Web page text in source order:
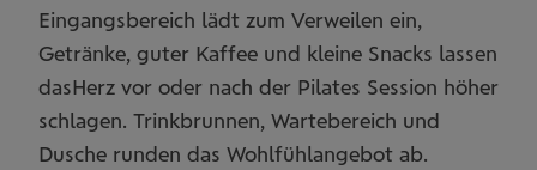
Eingangsbereich lädt zum Verweilen ein,
Getränke, guter Kaffee und kleine Snacks lassen
dasHerz vor oder nach der Pilates Session höher
schlagen. Trinkbrunnen, Wartebereich und
Dusche runden das Wohlfühlangebot ab.